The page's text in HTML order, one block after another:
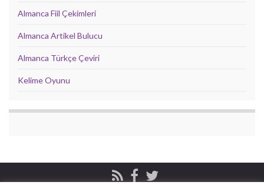
Almanca Fiil Çekimleri
Almanca Artikel Bulucu
Almanca Türkçe Çeviri
Kelime Oyunu